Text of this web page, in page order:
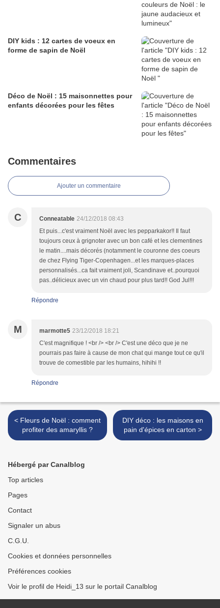
DIY kids : 12 cartes de voeux en
forme de sapin de Noël
Déco de Noël : 15 maisonnettes pour
enfants décorées pour les fêtes
Commentaires
Ajouter un commentaire
C Conneatable 24/12/2018 08:43
Et puis...c'est vraiment Noël avec les pepparkakor!! Il faut
toujours ceux à grignoter avec un bon café et les clementines
le matin....mais décorés (notamment le couronne des coeurs
de chez Flying Tiger-Copenhagen...et les marques-places
personnalisés...ca fait vraiment joli, Scandinave et..pourquoi
pas..délicieux avec un vin chaud pour plus tard!! God Jul!!!
Répondre
M marmotte5 23/12/2018 18:21
C'est magnifique ! <br /> <br /> C'est une déco que je ne
pourrais pas faire à cause de mon chat qui mange tout ce qu'il
trouve de comestible par les humains, hihihi !!
Répondre
< Fleurs de Noël : comment
profiter des amaryllis ?
DIY déco : les maisons en
pain d'épices en carton >
Hébergé par Canalblog
Top articles
Pages
Contact
Signaler un abus
C.G.U.
Cookies et données personnelles
Préférences cookies
Voir le profil de Heidi_13 sur le portail Canalblog